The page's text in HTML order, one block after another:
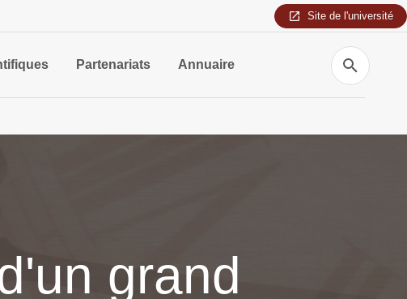
Site de l'université
Partenariats Annuaire
Recherche
grand